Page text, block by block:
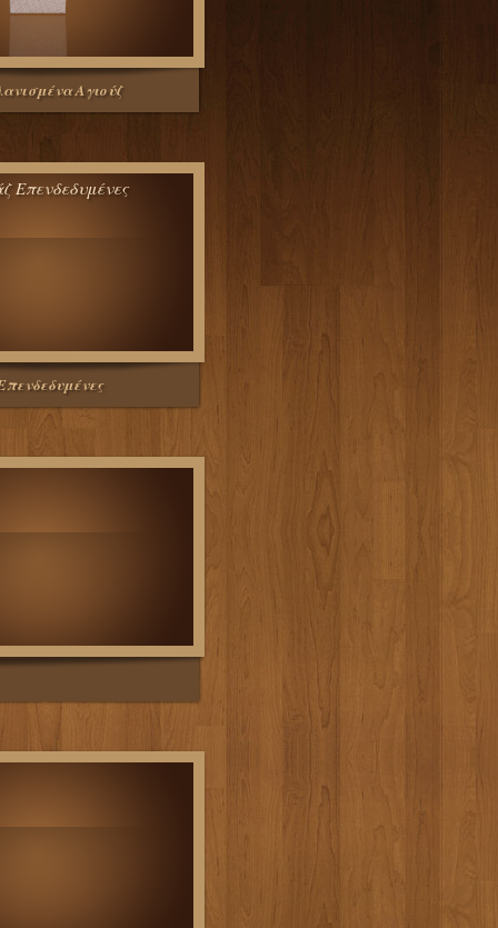
Αγιούζ